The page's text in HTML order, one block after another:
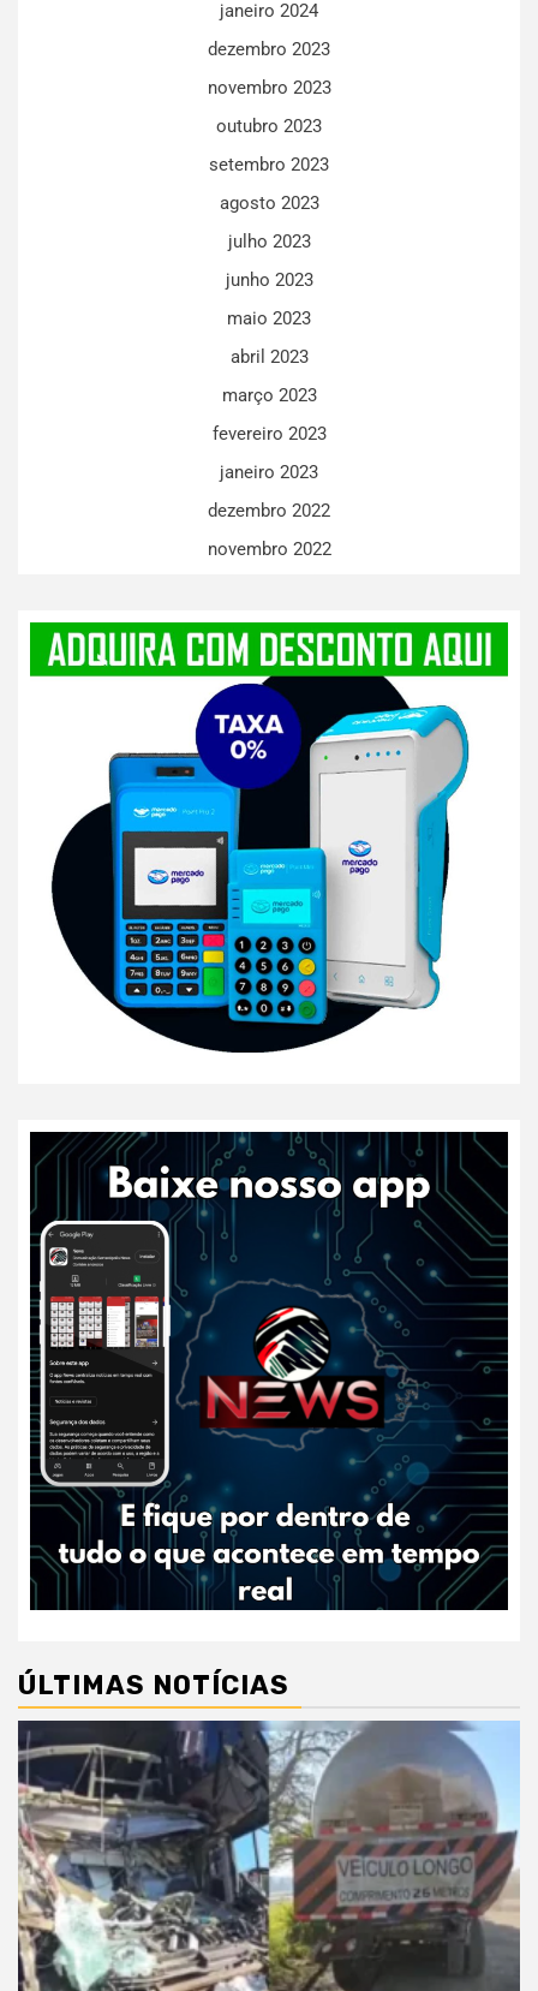
janeiro 2024
dezembro 2023
novembro 2023
outubro 2023
setembro 2023
agosto 2023
julho 2023
junho 2023
maio 2023
abril 2023
março 2023
fevereiro 2023
janeiro 2023
dezembro 2022
novembro 2022
ÚLTIMAS NOTÍCIAS